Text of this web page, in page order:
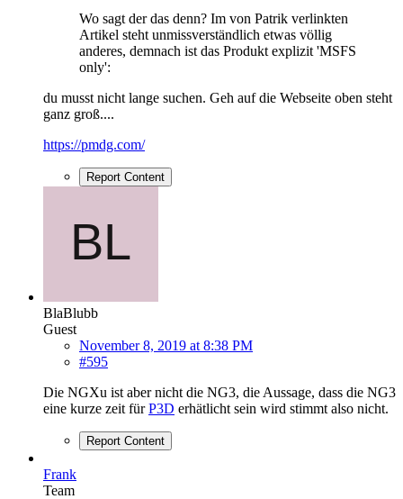
Wo sagt der das denn? Im von Patrik verlinkten
Artikel steht unmissverständlich etwas völlig
anderes, demnach ist das Produkt explizit 'MSFS
only':
du musst nicht lange suchen. Geh auf die Webseite oben steht
ganz groß....
https://pmdg.com/
Report Content
BlaBlubb
Guest
November 8, 2019 at 8:38 PM
#595
Die NGXu ist aber nicht die NG3, die Aussage, dass die NG3
eine kurze zeit fürP3D erhätlicht sein wird stimmt also nicht.
Report Content
Frank
Team